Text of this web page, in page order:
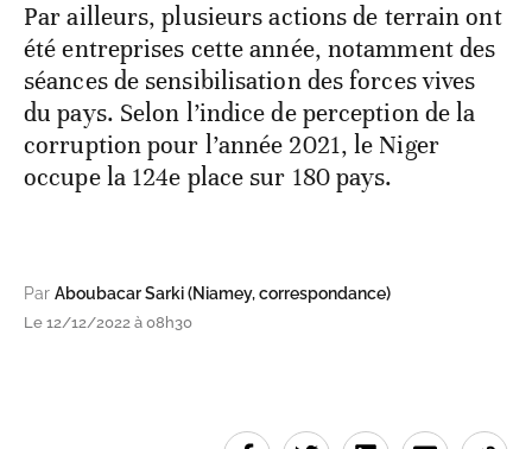
Par ailleurs, plusieurs actions de terrain ont
été entreprises cette année, notamment des
séances de sensibilisation des forces vives
du pays. Selon l’indice de perception de la
corruption pour l’année 2021, le Niger
occupe la 124e place sur 180 pays.
Par Aboubacar Sarki (Niamey, correspondance)
Le 12/12/2022 à 08h30